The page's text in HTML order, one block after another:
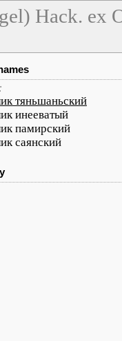
Hack. ex
тяньшаньский
инееватый
памирский
саянский